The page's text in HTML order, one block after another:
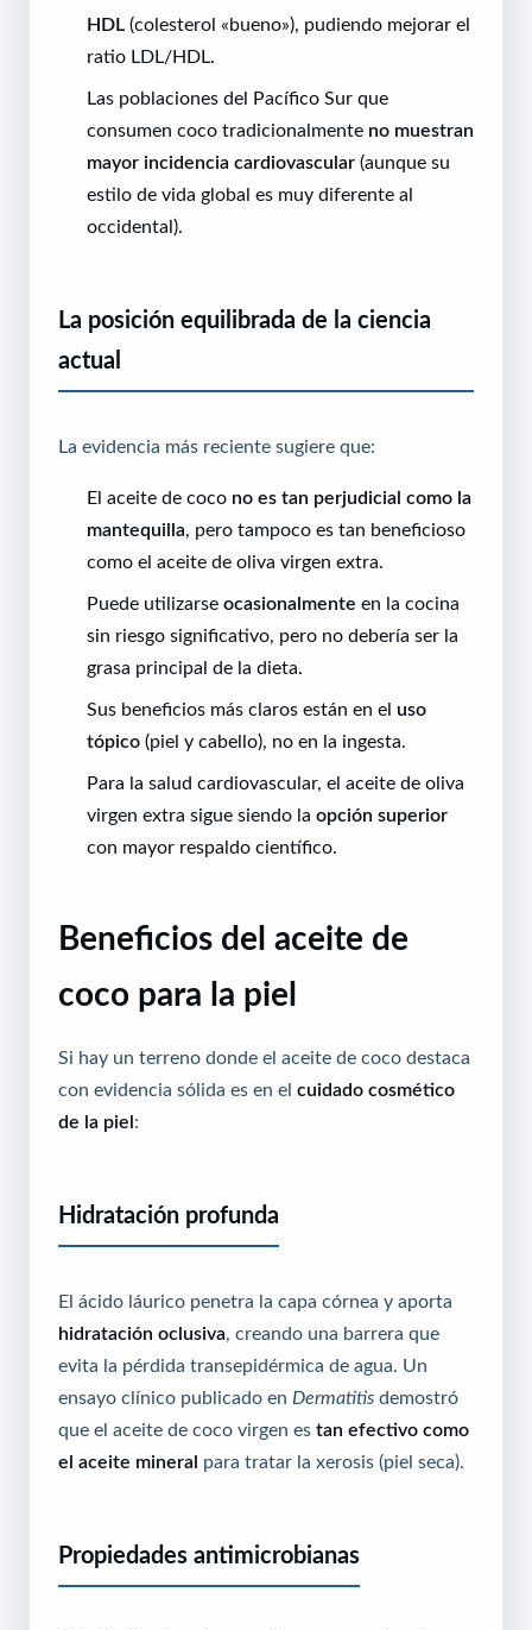
HDL (colesterol «bueno»), pudiendo mejorar el
ratio LDL/HDL.
Las poblaciones del Pacífico Sur que
consumen coco tradicionalmente no muestran
mayor incidencia cardiovascular (aunque su
estilo de vida global es muy diferente al
occidental).
La posición equilibrada de la ciencia
actual
La evidencia más reciente sugiere que:
El aceite de coco no es tan perjudicial como la
mantequilla , pero tampoco es tan beneficioso
como el aceite de oliva virgen extra.
Puede utilizarse ocasionalmente en la cocina
sin riesgo significativo, pero no debería ser la
grasa principal de la dieta.
Sus beneficios más claros están en el uso
tópico (piel y cabello), no en la ingesta.
Para la salud cardiovascular, el aceite de oliva
virgen extra sigue siendo la opción superior
con mayor respaldo científico.
Beneficios del aceite de
coco para la piel
Si hay un terreno donde el aceite de coco destaca
con evidencia sólida es en el cuidado cosmético
de la piel:
Hidratación profunda
El ácido láurico penetra la capa córnea y aporta
hidratación oclusiva , creando una barrera que
evita la pérdida transepidérmica de agua. Un
ensayo clínico publicado en Dermatitis demostró
que el aceite de coco virgen es tan efectivo como
el aceite mineral para tratar la xerosis (piel seca).
Propiedades antimicrobianas